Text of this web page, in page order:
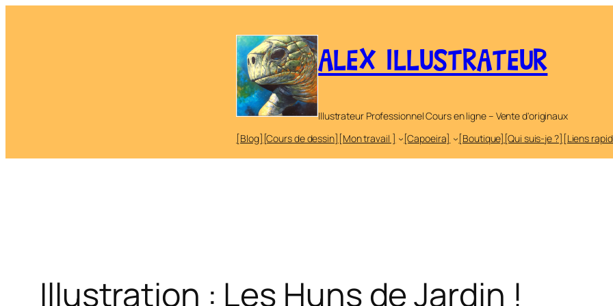
ALEX ILLUSTRATEUR
Illustrateur Professionnel Cours en ligne – Vente d'originaux
[Blog] [Cours de dessin] [Mon travail ] [Capoeira] [Boutique] [Qui suis-je ?] [Liens
Illustration : Les Huns de Jardin !